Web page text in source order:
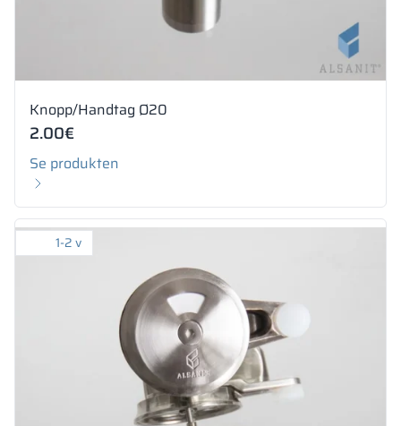
Knopp/Handtag Ø20
2.00€
Se produkten
1-2 v